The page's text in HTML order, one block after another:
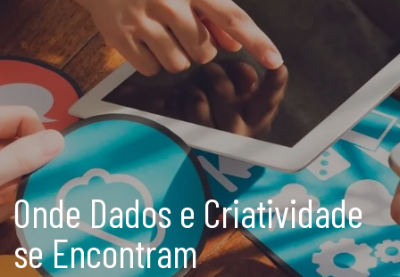
Onde Dados e Criatividade
se Encontram